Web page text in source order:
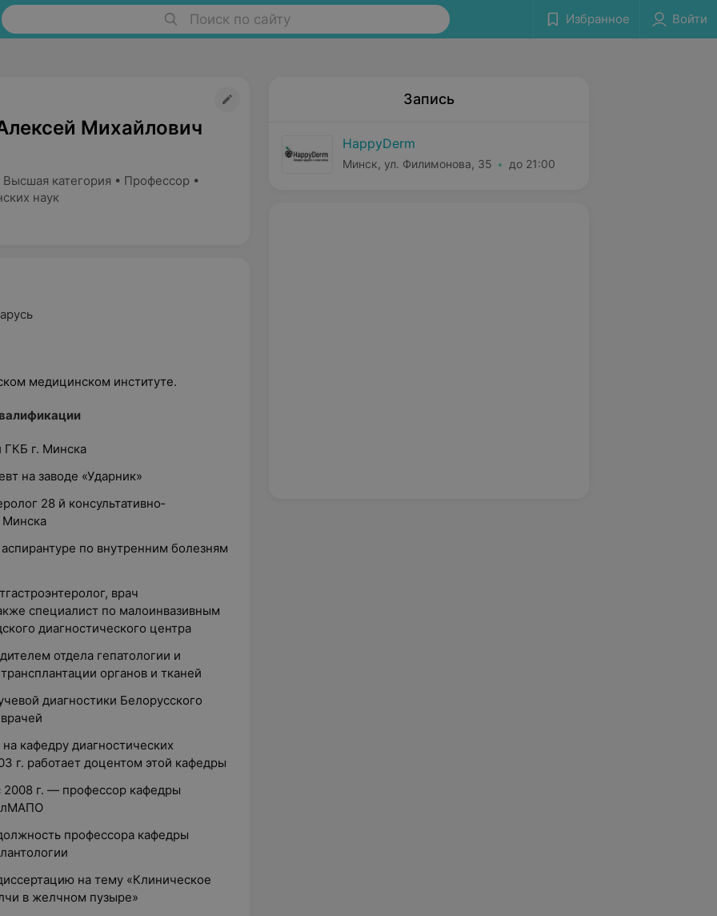
Поиск по сайту Избранное Войти
Михайлович
категория • Профессор •
наук
медицинском институте.
ГКБ г. Минска
на заводе «Ударник»
28 й консультативно­
Минска
по внутренним болезням
врач
специалист по малоинвазивным
диагностического центра
отдела гепатологии и
органов и тканей
диагностики Белорусского
кафедру диагностических
г. работает доцентом этой кафедры
2008 г. — профессор кафедры
профессора кафедры
на тему «Клиническое
в желчном пузыре»
Запись
HappyDerm
Минск, ул. Филимонова, 35 до 21:00